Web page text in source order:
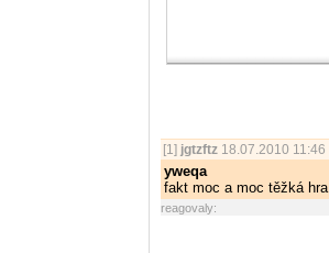
[1] jgtzftz 18.07.2010 11:46
yweqa
fakt moc a moc těžká hra
reagovaly: